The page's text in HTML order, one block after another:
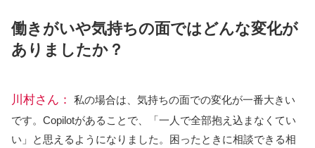
働きがいや気持ちの面ではどんな変化が
ありましたか？
川村さん：
私の場合は、気持ちの面での変化が一番大きい
です。Copilotがあることで、「一人で全部抱え込まなくてい
い」と思えるようになりました。困ったときに相談できる相